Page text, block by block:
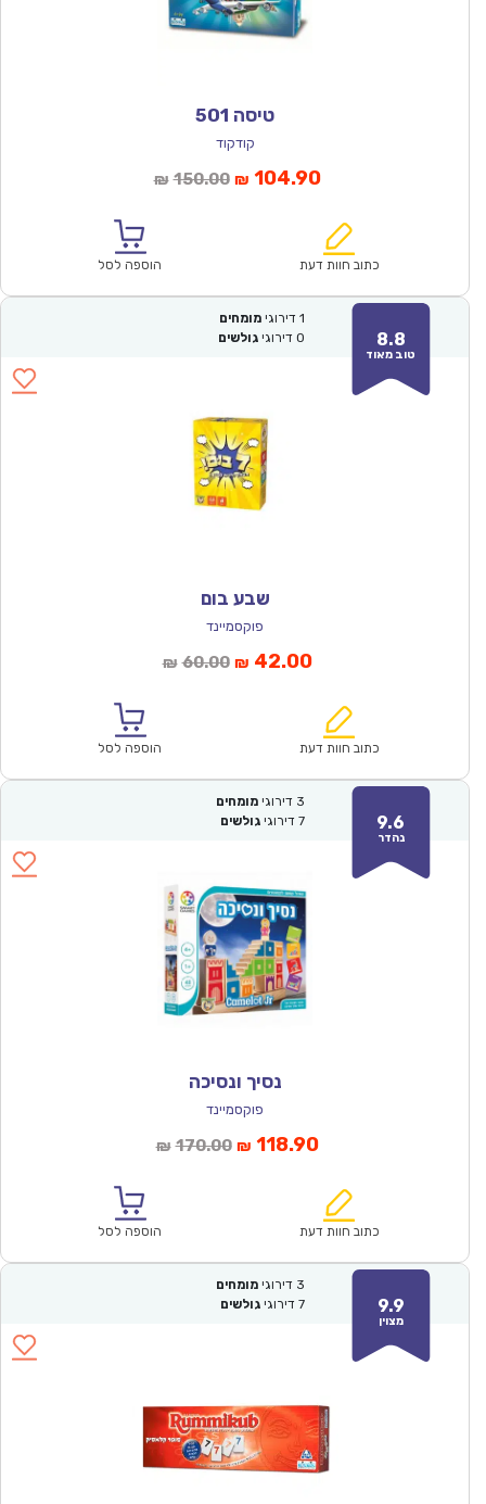
טיסה 501
קודקוד
₪ 150.00המחיר
₪150.00.
₪ 104.90המחיר
הוא:
כתוב חוות דעת הוספה לסל
8.8
טוב מאוד
1 דירוגי מומחים
0 דירוגי גולשים
שבע בום
פוקסמיינד
₪ 60.00המחיר
₪60.00.
₪ 42.00המחיר
הוא:
כתוב חוות דעת הוספה לסל
9.6
נהדר
3 דירוגי מומחים
7 דירוגי גולשים
נסיך ונסיכה
פוקסמיינד
₪ 170.00המחיר
₪170.00.
₪ 118.90המחיר
הוא:
כתוב חוות דעת הוספה לסל
9.9
מצוין
3 דירוגי מומחים
7 דירוגי גולשים